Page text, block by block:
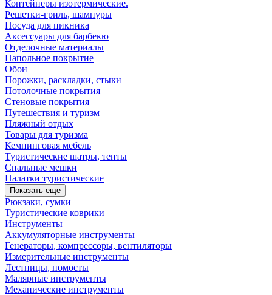
Контейнеры изотермические.
Решетки-гриль, шампуры
Посуда для пикника
Аксессуары для барбекю
Отделочные материалы
Напольное покрытие
Обои
Порожки, раскладки, стыки
Потолочные покрытия
Стеновые покрытия
Путешествия и туризм
Пляжный отдых
Товары для туризма
Кемпинговая мебель
Туристические шатры, тенты
Спальные мешки
Палатки туристические
Показать еще
Рюкзаки, сумки
Туристические коврики
Инструменты
Аккумуляторные инструменты
Генераторы, компрессоры, вентиляторы
Измерительные инструменты
Лестницы, помосты
Малярные инструменты
Механические инструменты